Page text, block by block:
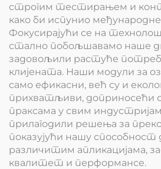
строгим тестирањем и
како би испунио
Фокусирајући се на
стално побољшавамо наше
задовољили растуће
клијената. Наши модули за
само ефикасни, већ су и
прихватљиви, доприносећи
праксама у свим
прилагодили решења за
показујући нашу способност
различитим апликацијама,
квалитет и перформансе.